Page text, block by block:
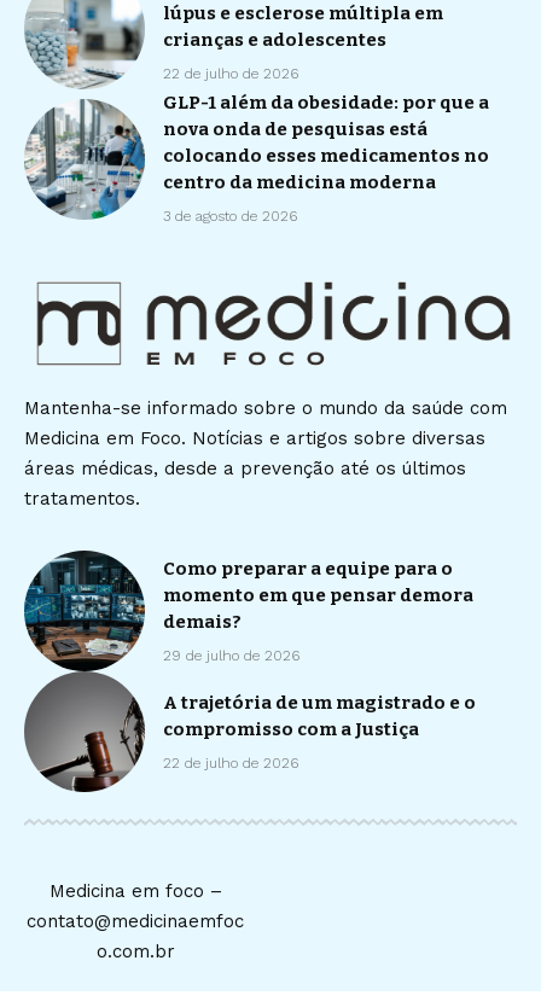
lúpus e esclerose múltipla em
crianças e adolescentes
22 de julho de 2026
GLP-1 além da obesidade: por que a
nova onda de pesquisas está
colocando esses medicamentos no
centro da medicina moderna
3 de agosto de 2026
Mantenha-se informado sobre o mundo da saúde com
Medicina em Foco. Notícias e artigos sobre diversas
áreas médicas, desde a prevenção até os últimos
tratamentos.
Como preparar a equipe para o
momento em que pensar demora
demais?
29 de julho de 2026
A trajetória de um magistrado e o
compromisso com a Justiça
22 de julho de 2026
Medicina em foco –
contato@medicinaemfoc
o.com.br